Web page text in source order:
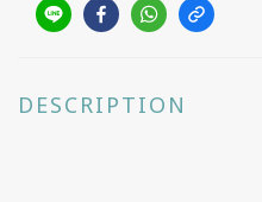
DESCRIPTION